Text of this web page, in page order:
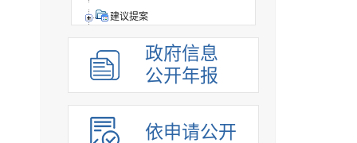
建议提案
组织管理
应急管理
重点领域
政府信息
公开年报
依申请公开